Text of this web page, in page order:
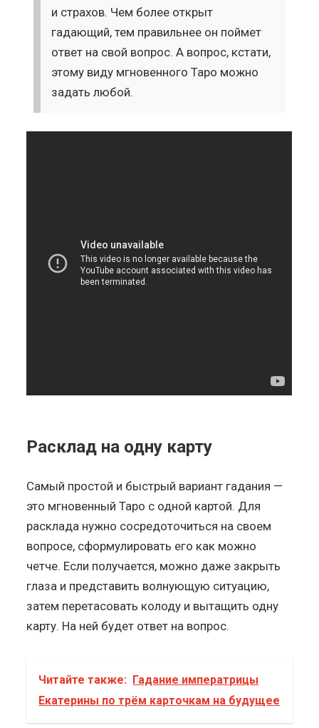
и страхов. Чем более открыт
гадающий, тем правильнее он поймет
ответ на свой вопрос. А вопрос, кстати,
этому виду мгновенного Таро можно
задать любой.
Расклад на одну карту
Самый простой и быстрый вариант гадания —
это мгновенный Таро с одной картой. Для
расклада нужно сосредоточиться на своем
вопросе, сформулировать его как можно
четче. Если получается, можно даже закрыть
глаза и представить волнующую ситуацию,
затем перетасовать колоду и вытащить одну
карту. На ней будет ответ на вопрос.
Читайте также: Гадание императрицы
Екатерины по трём карточкам на будущее